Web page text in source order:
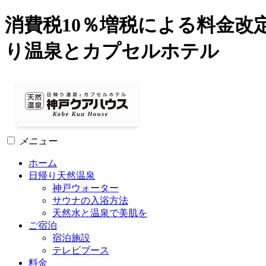
消費税10％増税による料金改
り温泉とカプセルホテル
メニュー
ホーム
日帰り天然温泉
神戸ウォーター
サウナの入浴方法
天然水と温泉で美肌を
ご宿泊
宿泊施設
テレビブース
料金